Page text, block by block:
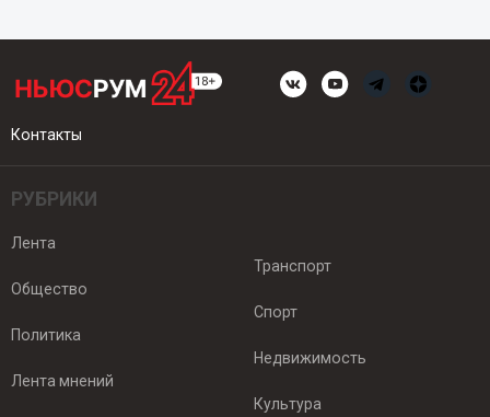
Контакты
РУБРИКИ
Лента
Общество
Политика
Лента мнений
Транспорт
Спорт
Недвижимость
Культура